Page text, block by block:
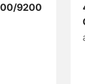
9200